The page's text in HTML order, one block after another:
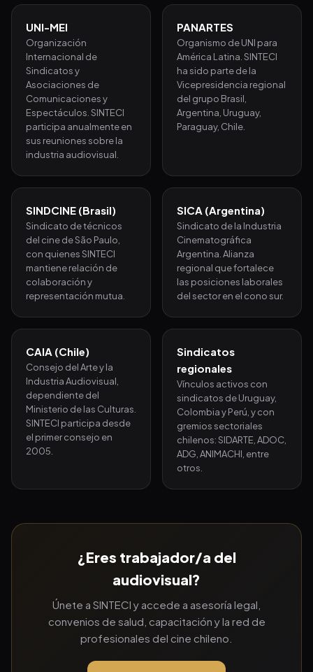
UNI-MEI
Organización
Internacional de
Sindicatos y
Asociaciones de
Comunicaciones y
Espectáculos. SINTECI
participa anualmente en
sus reuniones sobre la
industria audiovisual.
PANARTES
Organismo de UNI para
América Latina. SINTECI
ha sido parte de la
Vicepresidencia regional
del grupo Brasil,
Argentina, Uruguay,
Paraguay, Chile.
SINDCINE (Brasil)
Sindicato de técnicos
del cine de São Paulo,
con quienes SINTECI
mantiene relación de
colaboración y
representación mutua.
SICA (Argentina)
Sindicato de la Industria
Cinematográfica
Argentina. Alianza
regional que fortalece
las posiciones laborales
del sector en el cono sur.
CAIA (Chile)
Consejo del Arte y la
Industria Audiovisual,
dependiente del
Ministerio de las Culturas.
SINTECI participa desde
el primer consejo en
2005.
Sindicatos
regionales
Vínculos activos con
sindicatos de Uruguay,
Colombia y Perú, y con
gremios sectoriales
chilenos: SIDARTE, ADOC,
ADG, ANIMACHI, entre
otros.
¿Eres trabajador/a del
audiovisual?
Únete a SINTECI y accede a asesoría legal,
convenios de salud, capacitación y la red de
profesionales del cine chileno.